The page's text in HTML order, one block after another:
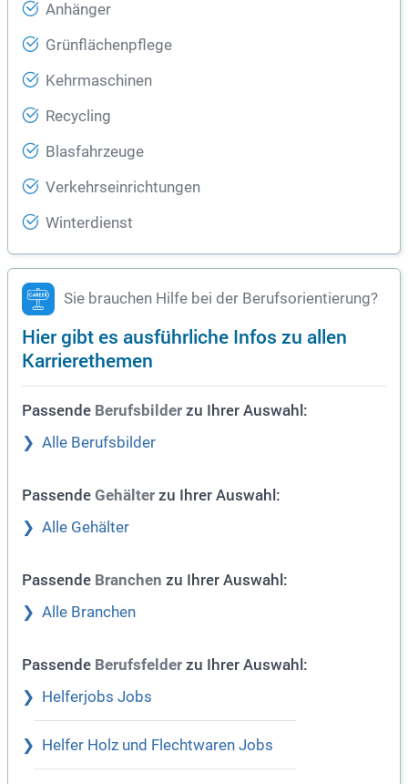
Anhänger
Grünflächenpflege
Kehrmaschinen
Recycling
Blasfahrzeuge
Verkehrseinrichtungen
Winterdienst
Sie brauchen Hilfe bei der Berufsorientierung?
Hier gibt es ausführliche Infos zu allen
Karrierethemen
Passende Berufsbilder zu Ihrer Auswahl:
Alle Berufsbilder
Passende Gehälter zu Ihrer Auswahl:
Alle Gehälter
Passende Branchen zu Ihrer Auswahl:
Alle Branchen
Passende Berufsfelder zu Ihrer Auswahl:
Helferjobs Jobs
Helfer Holz und Flechtwaren Jobs